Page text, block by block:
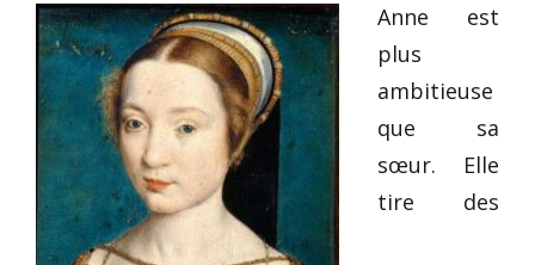
Anne est
plus
ambitieuse
que sa
sœur. Elle
tire des